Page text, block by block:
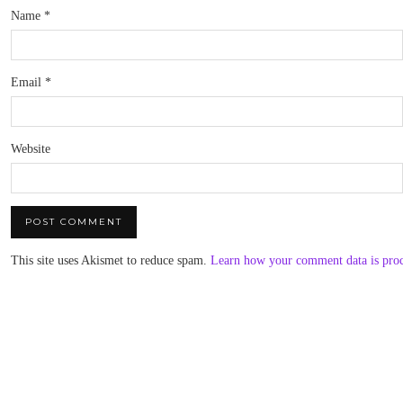
Name *
Email *
Website
This site uses Akismet to reduce spam. Learn how your comment data is